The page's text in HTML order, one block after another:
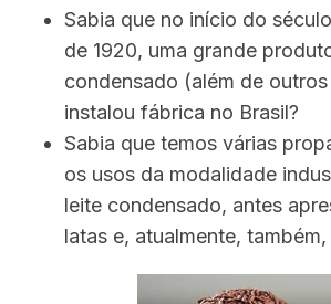
Sabia que no início do
de 1920, uma grande
condensado (além de
instalou fábrica no Brasil?
Sabia que temos várias
os usos da modalidade
leite condensado, antes
latas e, atualmente,